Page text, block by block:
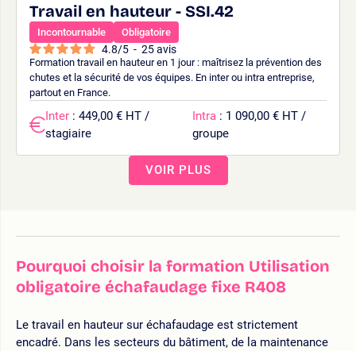
Travail en hauteur - SSI.42
Incontournable Obligatoire
4.8/5 - 25avis
Formation travail en hauteur en 1 jour : maîtrisez la prévention des
chutes et la sécurité de vos équipes. En inter ou intra entreprise,
partout en France.
Inter : 449,00 € HT /
stagiaire
Intra : 1 090,00 € HT /
groupe
VOIR PLUS
Pourquoi choisir la formation Utilisation
obligatoire échafaudage fixe R408
Le travail en hauteur sur échafaudage est strictement
encadré. Dans les secteurs du bâtiment, de la maintenance